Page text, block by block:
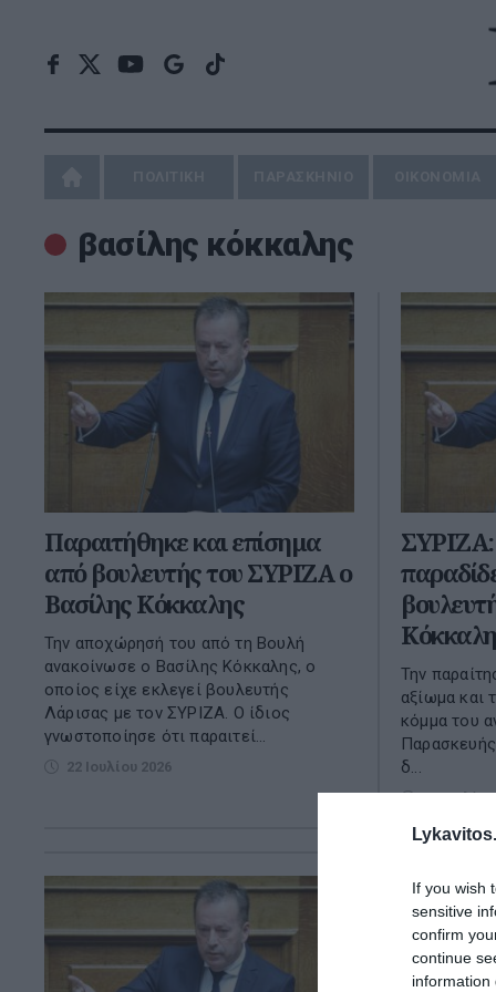
If you wish
sensitive
confirm
continue
information
βασίλης κόκκαλης
Παραιτήθηκε και επίσημα
από βουλευτής του ΣΥΡΙΖΑ ο
Βασίλης Κόκκαλης
Την αποχώρησή του από τη Βουλή
ανακοίνωσε ο Βασίλης Κόκκαλης, ο
οποίος είχε εκλεγεί βουλευτής
Λάρισας με τον ΣΥΡΙΖΑ. Ο ίδιος
γνωστοποίησε ότι παραιτεί...
22 Ιουλίου 2026
ΣΥΡΙΖΑ:
Την
αξίωμα και
κόμμα του
δ...
17